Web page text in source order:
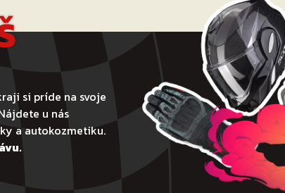
môžete
vybrať
na
stránke
produktu.
si príde na svoje
u nás
a autokozmetiku.